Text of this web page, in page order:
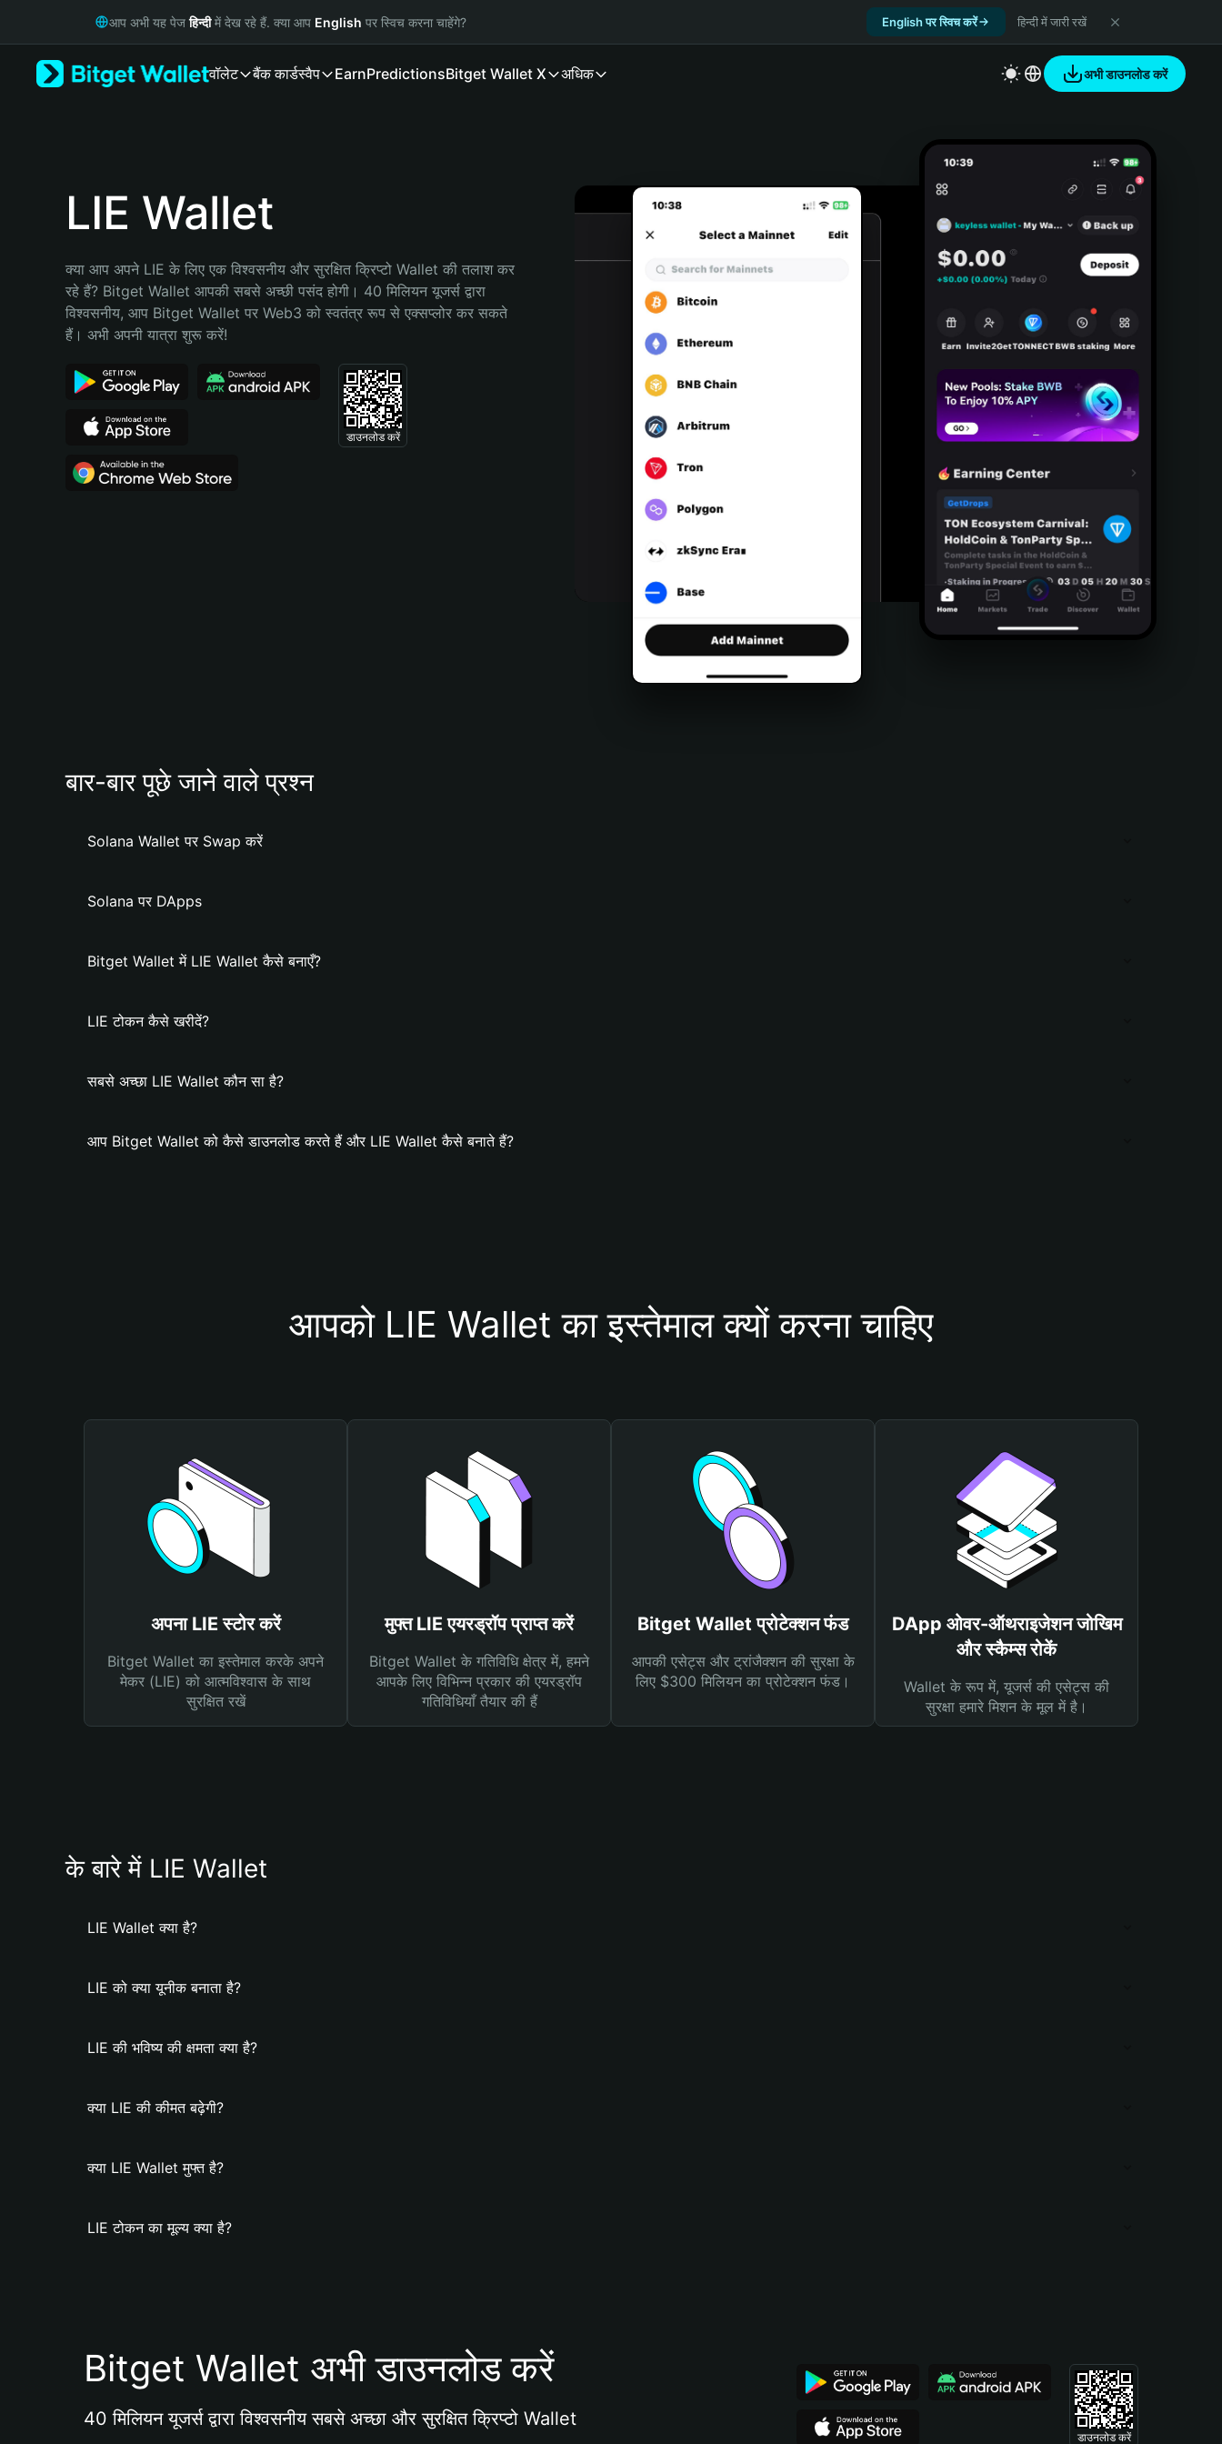
Русский
Bahasa Indonesia
Português (Brasil)
आप अभी यह पेजहिन्दीमें देख रहे हैं. क्या आप English पर स्विच करना चाहेंगे? English पर स्विच करें हिन्दी में जारी रखें
वॉलेट बैंक कार्डस्वैप EarnPredictionsBitget Wallet X अधिक अभी डाउनलोड करें
LIE Wallet
क्या आप अपने LIE के लिए एक विश्वसनीय और सुरक्षित क्रिप्टो Wallet की तलाश कर
रहे हैं? Bitget Wallet आपकी सबसे अच्छी पसंद होगी। 40 मिलियन यूजर्स द्वारा
विश्वसनीय, आप Bitget Wallet पर Web3 को स्वतंत्र रूप से एक्सप्लोर कर सकते
हैं। अभी अपनी यात्रा शुरू करें!
डाउनलोड करें
बार-बार पूछे जाने वाले प्रश्न
Solana Wallet पर Swap करें
Solana पर DApps
Bitget Wallet में LIE Wallet कैसे बनाएँ?
LIE टोकन कैसे खरीदें?
सबसे अच्छा LIE Wallet कौन सा है?
आप Bitget Wallet को कैसे डाउनलोड करते हैं और LIE Wallet कैसे बनाते हैं?
आपको LIE Wallet का इस्तेमाल क्यों करना चाहिए
अपना LIE स्टोर करें
Bitget Wallet का इस्तेमाल करके अपने
मेकर (LIE) को आत्मविश्वास के साथ
सुरक्षित रखें
मुफ्त LIE एयरड्रॉप प्राप्त करें
Bitget Wallet के गतिविधि क्षेत्र में, हमने
आपके लिए विभिन्न प्रकार की एयरड्रॉप
गतिविधियाँ तैयार की हैं
Bitget Wallet प्रोटेक्शन फंड
आपकी एसेट्स और ट्रांजैक्शन की सुरक्षा के
लिए $300 मिलियन का प्रोटेक्शन फंड।
DApp ओवर-ऑथराइजेशन जोखिम
और स्कैम्स रोकें
Wallet के रूप में, यूजर्स की एसेट्स की
सुरक्षा हमारे मिशन के मूल में है।
के बारे में LIE Wallet
LIE Wallet क्या है?
LIE को क्या यूनीक बनाता है?
LIE की भविष्य की क्षमता क्या है?
क्या LIE की कीमत बढ़ेगी?
क्या LIE Wallet मुफ्त है?
LIE टोकन का मूल्य क्या है?
Bitget Wallet अभी डाउनलोड करें
40 मिलियन यूजर्स द्वारा विश्वसनीय सबसे अच्छा और सुरक्षित क्रिप्टो Wallet
डाउनलोड करें